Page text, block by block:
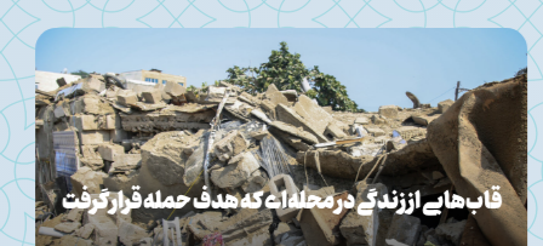
پیاده روی جاماندگان اربعین در بندرعباس